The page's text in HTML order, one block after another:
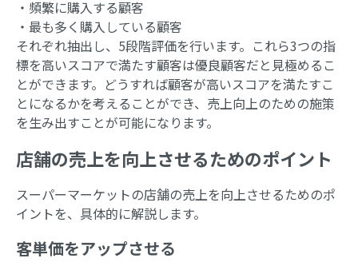
・頻繁に購入する顧客
・最も多く購入している顧客
それぞれ抽出し、5段階評価を行います。これら3つの指
標を高いスコアで満たす顧客は優良顧客だと見極めるこ
とができます。どうすれば顧客が高いスコアを満たすこ
とになるかを考えることができ、売上向上のための施策
を生み出すことが可能になります。
店舗の売上を向上させるためのポイント
スーパーマーケットの店舗の売上を向上させるためのポ
イントを、具体的に解説します。
客単価をアップさせる